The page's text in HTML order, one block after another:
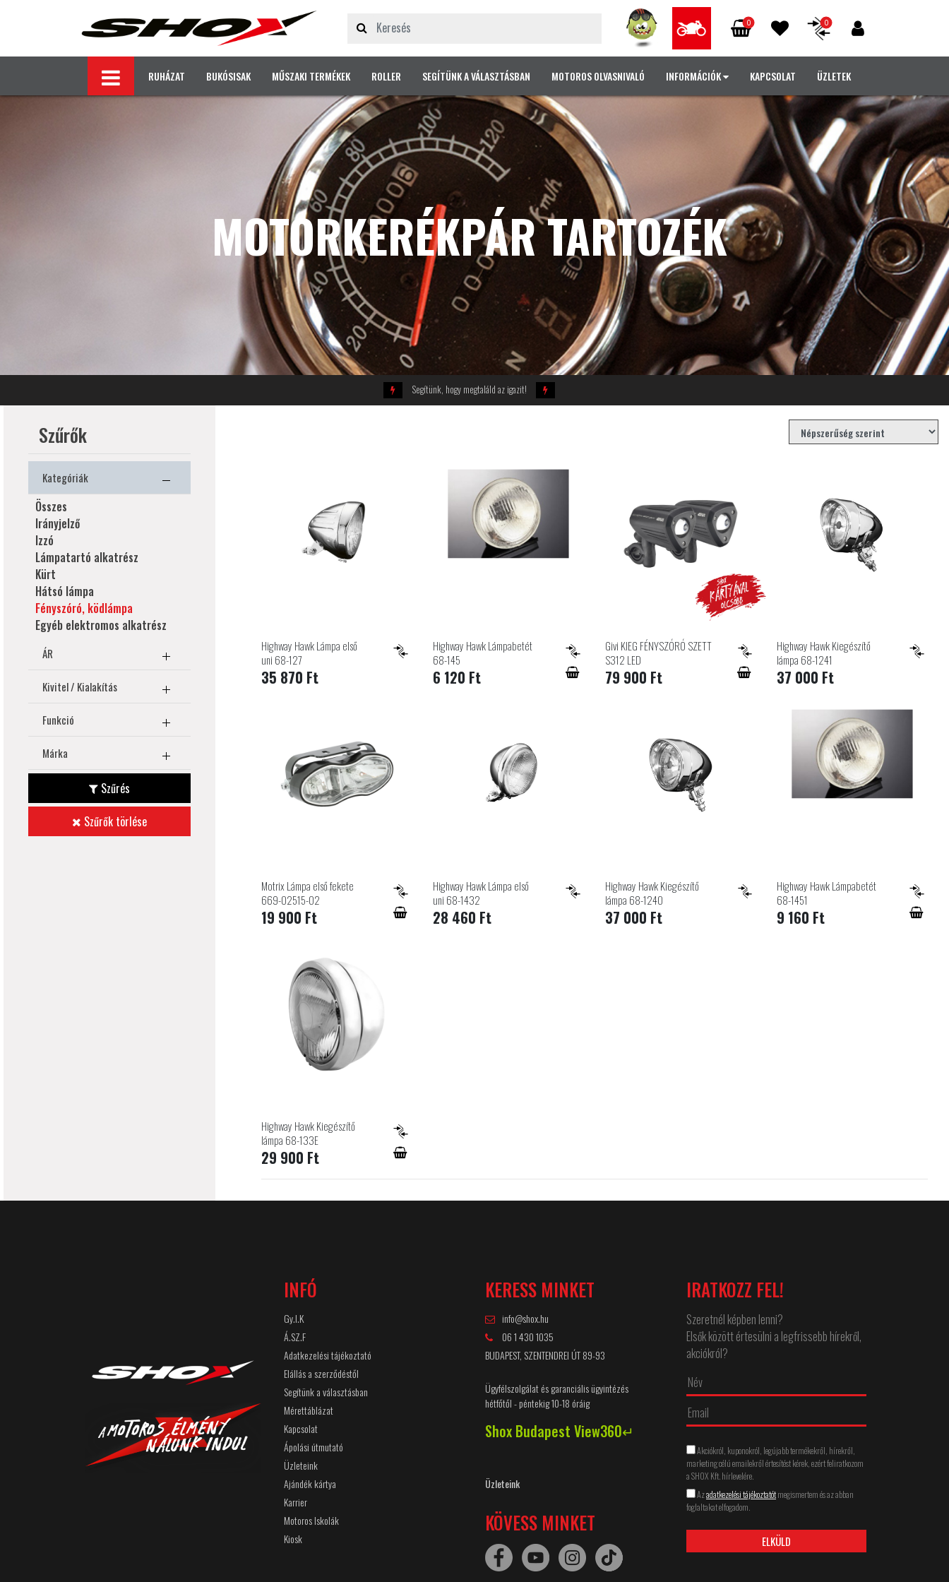
0 0
RUHÁZAT BUKÓSISAK MŰSZAKI TERMÉKEK ROLLER SEGÍTÜNK A VÁLASZTÁSBAN MOTOROS OLVASNIVALÓ INFORMÁCIÓK KAPCSOLAT ÜZLETEK
MOTORKERÉKPÁR TARTOZÉK
Segítünk, hogy megtaláld az igazit!
Szűrők
Kategóriák
Összes
Irányjelző
Izzó
Lámpatartó alkatrész
Kürt
Hátsó lámpa
Fényszóró, ködlámpa
Egyéb elektromos alkatrész
ÁR
Kivitel / Kialakítás
Funkció
Márka
Szűrés
Szűrők törlése
Highway Hawk Lámpa első
uni 68-127
35 870 Ft
Highway Hawk Lámpabetét
68-145
6 120 Ft
Givi KIEG FÉNYSZÓRÓ SZETT
S312 LED
79 900 Ft
Highway Hawk Kiegészítő
lámpa 68-1241
37 000 Ft
Motrix Lámpa első fekete
669-02515-02
19 900 Ft
Highway Hawk Lámpa első
uni 68-1432
28 460 Ft
Highway Hawk Kiegészítő
lámpa 68-1240
37 000 Ft
Highway Hawk Lámpabetét
68-1451
9 160 Ft
Highway Hawk Kiegészítő
lámpa 68-133E
29 900 Ft
INFÓ
Gy.I.K
Á.SZ.F
Adatkezelési tájékoztató
Elállás a szerződéstől
Segítünk a választásban
Mérettáblázat
Kapcsolat
Ápolási útmutató
Üzleteink
Ajándék kártya
Karrier
Motoros Iskolák
Kiosk
KERESS MINKET
info@shox.hu
06 1 430 1035
BUDAPEST, SZENTENDREI ÚT 89-93
Ügyfélszolgálat és garanciális ügyintézés
hétfőtől - péntekig 10-18 óráig
Shox Budapest View360↵
Üzleteink
KÖVESS MINKET
IRATKOZZ FEL!
Szeretnél képben lenni?
Elsők között értesülni a legfrissebb hírekről,
akciókról?
Akciókról, kuponokról, legújabb termékekről, hírekről,
marketing célú emailekről értesítést kérek, ezért feliratkozom
a SHOX Kft. hírlevelére.
Azadatkezelési tájékoztatótmegismertem és az abban
foglaltakat elfogadom.